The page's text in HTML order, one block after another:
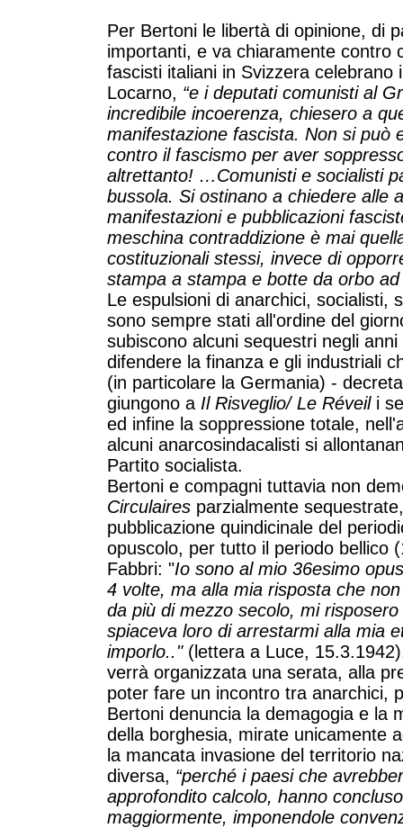
Per Bertoni le libertà di opinione, di
importanti, e va chiaramente contro
fascisti italiani in Svizzera celebrano
Locarno, “e i deputati comunisti al
incredibile incoerenza, chiesero a
manifestazione fascista. Non si può
contro il fascismo per aver
altrettanto! …Comunisti e socialisti
bussola. Si ostinano a chiedere alle
manifestazioni e pubblicazioni
meschina contraddizione è mai
costituzionali stessi, invece di
stampa a stampa e botte da orbo
Le espulsioni di anarchici, socialisti,
sono sempre stati all'ordine del
subiscono alcuni sequestri negli
difendere la finanza e gli industriali
(in particolare la Germania) -
giungono a Il Risveglio/ Le Réveili
ed infine la soppressione totale,
alcuni anarcosindacalisti si
Partito socialista.
Bertoni e compagni tuttavia non
Circulaires parzialmente
pubblicazione quindicinale del
opuscolo, per tutto il periodo bellico
Fabbri: "Io sono al mio 36esimo
4 volte, ma alla mia risposta che
da più di mezzo secolo, mi
spiaceva loro di arrestarmi alla mia
imporlo.." (lettera a Luce,
verrà organizzata una serata, alla
poter fare un incontro tra anarchici,
Bertoni denuncia la demagogia e la
della borghesia, mirate unicamente
la mancata invasione del territorio
diversa, “perché i paesi che
approfondito calcolo, hanno
maggiormente, imponendole